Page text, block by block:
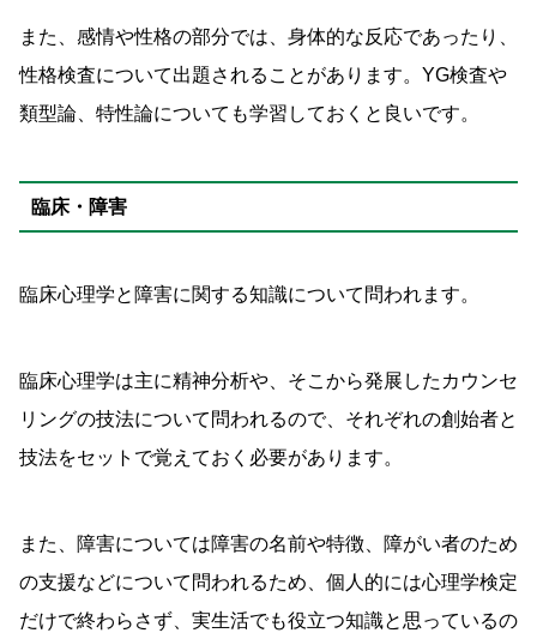
また、感情や性格の部分では、身体的な反応であったり、
性格検査について出題されることがあります。YG検査や
類型論、特性論についても学習しておくと良いです。
臨床・障害
臨床心理学と障害に関する知識について問われます。
臨床心理学は主に精神分析や、そこから発展したカウンセ
リングの技法について問われるので、それぞれの創始者と
技法をセットで覚えておく必要があります。
また、障害については障害の名前や特徴、障がい者のため
の支援などについて問われるため、個人的には心理学検定
だけで終わらさず、実生活でも役立つ知識と思っているの